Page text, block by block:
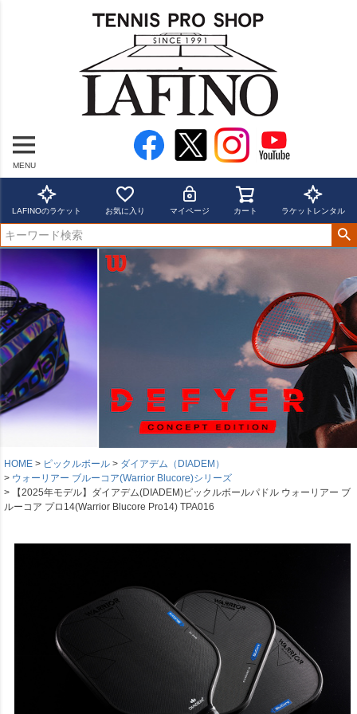
MENU
LAFINOのラケット お気に入り マイページ カート ラケットレンタル
HOME ピックルボール
ダイアデム（DIADEM）
ウォーリアー ブルーコア(Warrior Blucore)シリーズ
【2025年モデル】ダイアデム(DIADEM)ピックルボールパドル ウォーリアー ブ
ルーコア プロ14(Warrior Blucore Pro14) TPA016